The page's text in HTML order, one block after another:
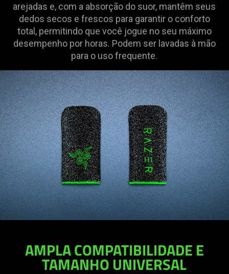
arejadas e, com a absorção do suor, mantêm seus
dedos secos e frescos para garantir o conforto
total, permitindo que você jogue no seu máximo
desempenho por horas. Podem ser lavadas à mão
para o uso frequente.
AMPLA COMPATIBILIDADE E
TAMANHO UNIVERSAL